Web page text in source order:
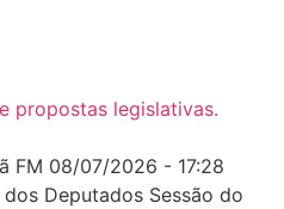
FM 08/07/2026 - 17:28
Deputados Sessão do